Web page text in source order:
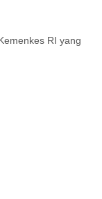
RI yang